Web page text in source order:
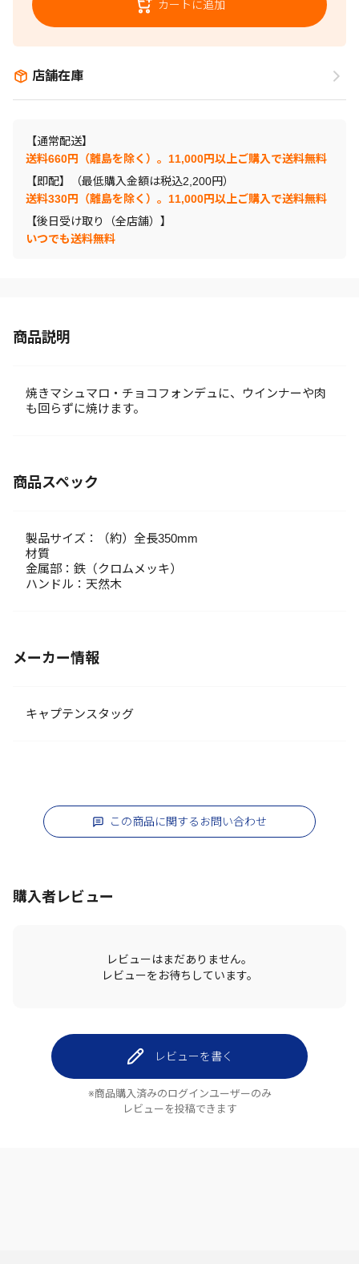
カートに追加
店舗在庫
【通常配送】
送料660円（離島を除く）。11,000円以上ご購入で送料無料
【即配】（最低購入金額は税込2,200円）
送料330円（離島を除く）。11,000円以上ご購入で送料無料
【後日受け取り（全店舗）】
いつでも送料無料
商品説明
焼きマシュマロ・チョコフォンデュに、ウインナーや肉
も回らずに焼けます。
商品スペック
製品サイズ：（約）全長350mm
材質
金属部：鉄（クロムメッキ）
ハンドル：天然木
メーカー情報
キャプテンスタッグ
この商品に関するお問い合わせ
購入者レビュー
レビューはまだありません。
レビューをお待ちしています。
レビューを書く
※商品購入済みのログインユーザーのみ
レビューを投稿できます